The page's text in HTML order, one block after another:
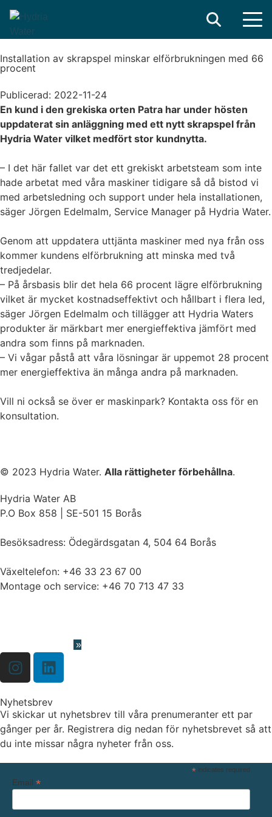
Search
Installation av skrapspel minskar elförbrukningen med 66
procent
Publicerad: 2022-11-24
En kund i den grekiska orten Patra har under hösten
uppdaterat sin anläggning med ett nytt skrapspel från
Hydria Water vilket medfört stor kundnytta.
– I det här fallet var det ett grekiskt arbetsteam som inte
hade arbetat med våra maskiner tidigare så då bistod vi
med arbetsledning och support under hela installationen,
säger Jörgen Edelmalm, Service Manager på Hydria Water.
Genom att uppdatera uttjänta maskiner med nya från oss
kommer kundens elförbrukning att minska med två
tredjedelar.
– På årsbasis blir det hela 66 procent lägre elförbrukning
vilket är mycket kostnadseffektivt och hållbart i flera led,
säger Jörgen Edelmalm och tillägger att Hydria Waters
produkter är märkbart mer energieffektiva jämfört med
andra som finns på marknaden.
– Vi vågar påstå att våra lösningar är uppemot 28 procent
mer energieffektiva än många andra på marknaden.
Vill ni också se över er maskinpark? Kontakta oss för en
konsultation.
© 2023 Hydria Water. Alla rättigheter förbehållna.
Hydria Water AB
P.O Box 858 | SE-501 15 Borås
Besöksadress: Ödegärdsgatan 4, 504 64 Borås
Växeltelefon: +46 33 23 67 00
Montage och service: +46 70 713 47 33
»
Nyhetsbrev
Vi skickar ut nyhetsbrev till våra prenumeranter ett par
gånger per år. Registrera dig nedan för nyhetsbrevet så att
du inte missar några nyheter från oss.
*indicates required
Email *